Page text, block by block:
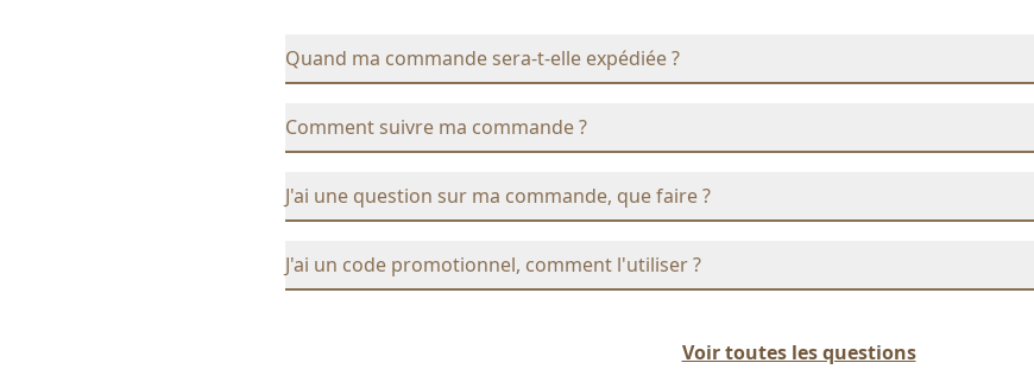
Quand ma commande sera-t-elle expédiée ?
Comment suivre ma commande ?
J'ai une question sur ma commande, que faire ?
J'ai un code promotionnel, comment l'utiliser ?
Voir toutes les questions